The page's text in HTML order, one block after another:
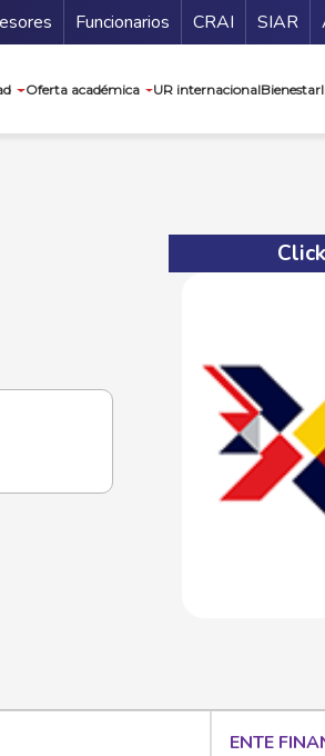
Funcionarios Guía
CRAI SIAR
Oferta académica UR internacionalBienestar
ENTE